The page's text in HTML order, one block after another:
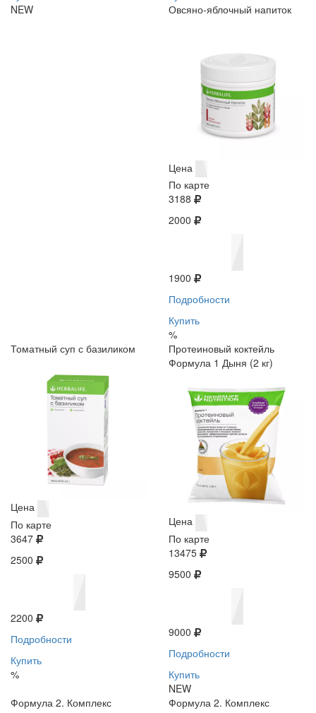
NEW
Овсяно-яблочный напиток
Цена
По карте
3188
2000
1900
Подробности
Купить
%
Томатный суп с базиликом
Цена
По карте
3647
2500
2200
Подробности
Купить
%
Протеиновый коктейль
Формула 1 Дыня (2 кг)
Цена
По карте
13475
9500
9000
Подробности
Купить
NEW
Формула 2. Комплекс
Формула 2. Комплекс